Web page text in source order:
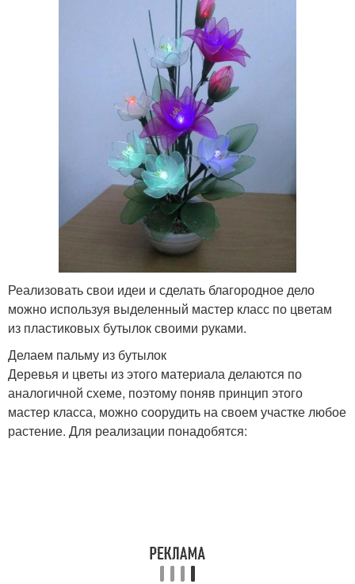
Реализовать свои идеи и сделать благородное дело
можно используя выделенный мастер класс по цветам
из пластиковых бутылок своими руками.
Делаем пальму из бутылок
Деревья и цветы из этого материала делаются по
аналогичной схеме, поэтому поняв принцип этого
мастер класса, можно соорудить на своем участке любое
растение. Для реализации понадобятся: